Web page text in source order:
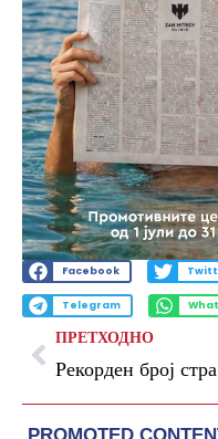
Facebook
Telegram
ПРЕТХОДНО